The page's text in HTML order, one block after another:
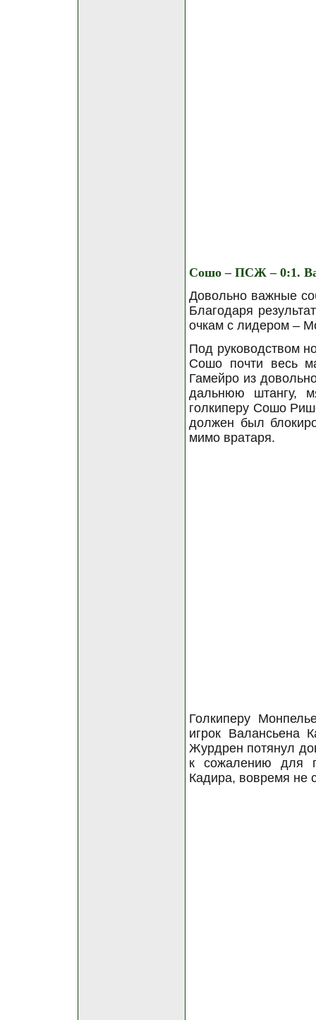
Сошо – ПСЖ – 0:1.
Довольно важные
Благодаря
очкам с лидером –
Под руководством
Сошо почти весь
Гамейро из
дальнюю штангу,
голкиперу Сошо
должен был
мимо вратаря.
Голкиперу
игрок Валансьена
Журдрен потянул
к сожалению для
Кадира, вовремя не